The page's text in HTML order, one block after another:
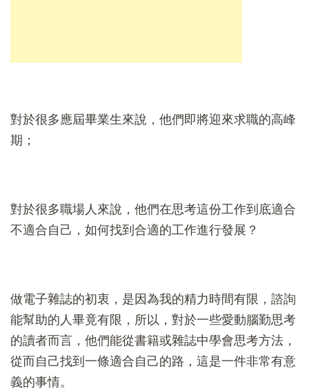
對於很多應屆畢業生來說，他們即將迎來求職的高峰
期；
對於很多職場人來說，他們在思考這份工作到底適合
不適合自己，如何找到合適的工作進行發展？
做電子雜誌的初衷，是因為我的精力時間有限，諮詢
能幫助的人畢竟有限，所以，對於一些愛動腦勤思考
的讀者而言，他們能從書籍或雜誌中學會思考方法，
從而自己找到一條適合自己的路，這是一件非常有意
義的事情。